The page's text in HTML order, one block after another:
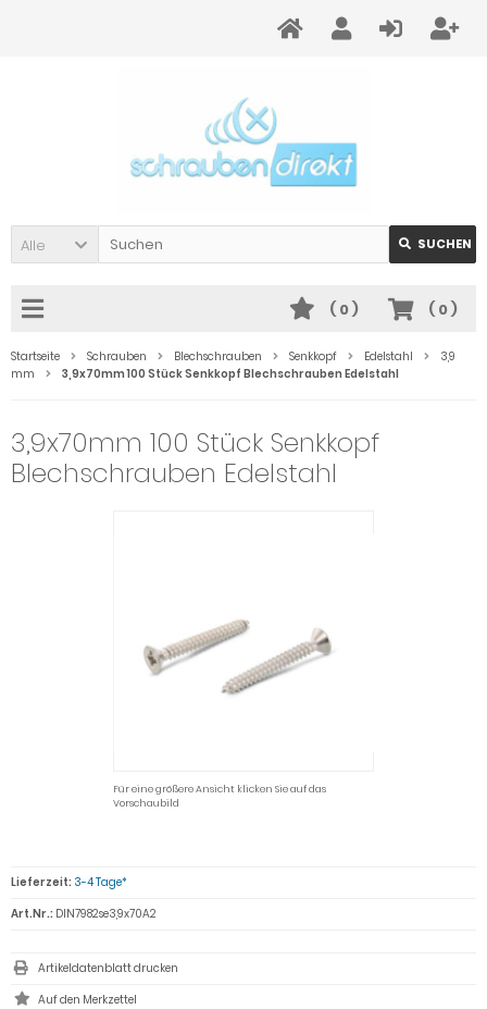
Alle SUCHEN
( 0)
( 0)
Startseite Schrauben Blechschrauben Senkkopf Edelstahl
3,9
mm
3,9x70mm 100 Stück Senkkopf Blechschrauben Edelstahl
3,9x70mm 100 Stück Senkkopf
Blechschrauben Edelstahl
Für eine größere Ansicht klicken Sie auf das
Vorschaubild
Lieferzeit: 3-4 Tage*
Art.Nr.: DIN7982se3,9x70A2
Artikeldatenblatt drucken